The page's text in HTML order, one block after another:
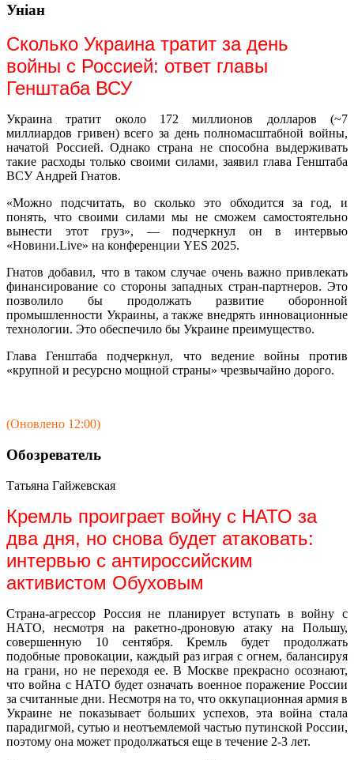
Уніан
Сколько Украина тратит за день
войны с Россией: ответ главы
Генштаба ВСУ
Украина тратит около 172 миллионов долларов (~7
миллиардов гривен) всего за день полномасштабной войны,
начатой Россией. Однако страна не способна выдерживать
такие расходы только своими силами, заявил глава Генштаба
ВСУ Андрей Гнатов.
«Можно подсчитать, во сколько это обходится за год, и
понять, что своими силами мы не сможем самостоятельно
вынести этот груз», — подчеркнул он в интервью
«Новини.Live» на конференции YES 2025.
Гнатов добавил, что в таком случае очень важно привлекать
финансирование со стороны западных стран-партнеров. Это
позволило бы продолжать развитие оборонной
промышленности Украины, а также внедрять инновационные
технологии. Это обеспечило бы Украине преимущество.
Глава Генштаба подчеркнул, что ведение войны против
«крупной и ресурсно мощной страны» чрезвычайно дорого.
(Оновлено 12:00)
Обозреватель
Татьяна Гайжевская
Кремль проиграет войну с НАТО за
два дня, но снова будет атаковать:
интервью с антироссийским
активистом Обуховым
Страна-агрессор Россия не планирует вступать в войну с
НАТО, несмотря на ракетно-дроновую атаку на Польшу,
совершенную 10 сентября. Кремль будет продолжать
подобные провокации, каждый раз играя с огнем, балансируя
на грани, но не переходя ее. В Москве прекрасно осознают,
что война с НАТО будет означать военное поражение России
за считанные дни. Несмотря на то, что оккупационная армия в
Украине не показывает больших успехов, эта война стала
парадигмой, сутью и неотъемлемой частью путинской России,
поэтому она может продолжаться еще в течение 2-3 лет.